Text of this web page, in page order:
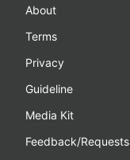
About
Terms
Privacy
Guideline
Media Kit
Feedback/Requests